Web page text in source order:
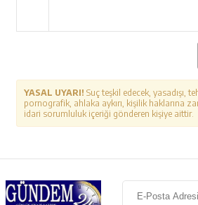
YASAL UYARI! Suç teşkil edecek, yasadışı,
pornografik, ahlaka aykırı, kişilik haklarına
idari sorumluluk içeriği gönderen kişiye aittir.